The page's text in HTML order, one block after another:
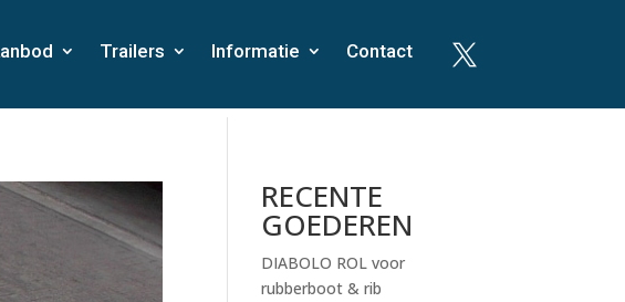
Trailers Informatie Contact 
RECENTE
GOEDEREN
DIABOLO ROL voor
rubberboot & rib